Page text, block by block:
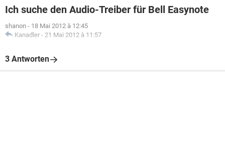
Ich suche den Audio-Treiber für Bell Easynote
shanon - 18 Mai 2012 à 12:45
Kanadler - 21 Mai 2012 à 11:57
3 Antworten